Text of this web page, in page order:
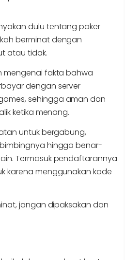
dulu tentang poker
berminat dengan
atau tidak.
mengenai fakta bahwa
dengan server
sehingga aman dan
ketika menang.
untuk bergabung,
hingga benar-
Termasuk pendaftarannya
karena menggunakan kode
jangan dipaksakan dan